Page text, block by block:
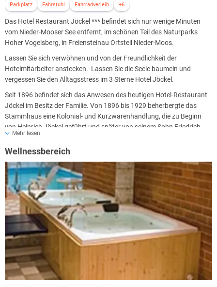
Parkplatz Fahrstuhl Fahrradverleih +6
Das Hotel Restaurant Jöckel *** befindet sich nur wenige Minuten
vom Nieder-Mooser See entfernt, im schönen Teil des Naturparks
Hoher Vogelsberg, in Freiensteinau Ortsteil Nieder-Moos.
Lassen Sie sich verwöhnen und von der Freundlichkeit der
Hotelmitarbeiter anstecken. Lassen Sie die Seele baumeln und
vergessen Sie den Alltagsstress im 3 Sterne Hotel Jöckel.
Seit 1896 befindet sich das Anwesen des heutigen Hotel-Restaurant
Jöckel im Besitz der Familie. Von 1896 bis 1929 beherbergte das
Stammhaus eine Kolonial- und Kurzwarenhandlung, die zu Beginn
von Heinrich Jöckel geführt und später von seinem Sohn Friedrich
und dessen Ehefrau Margarethe übernommen wurde.1929
entschloss man sich zu einem Umbau in eine Privatpension.
Mehr lesen
Wellnessbereich